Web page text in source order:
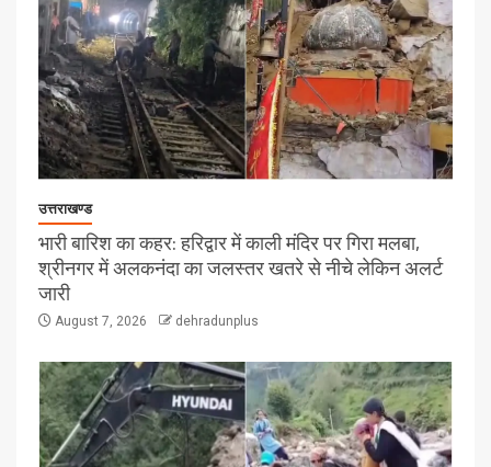
उत्तराखण्ड
भारी बारिश का कहर: हरिद्वार में काली मंदिर पर गिरा मलबा,
श्रीनगर में अलकनंदा का जलस्तर खतरे से नीचे लेकिन अलर्ट
जारी
August 7, 2026 dehradunplus